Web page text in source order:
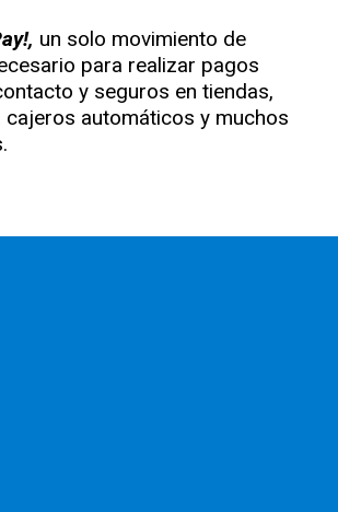
un solo movimiento de
para realizar pagos
y seguros en tiendas,
cajeros automáticos y muchos